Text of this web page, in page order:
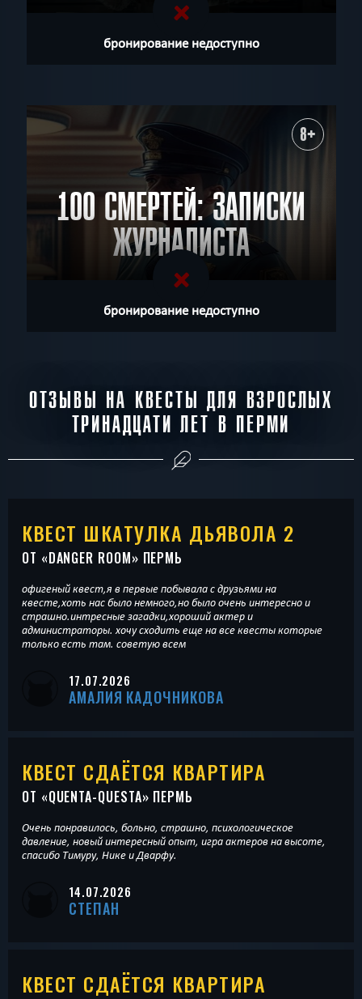
бронирование недоступно
8+
100 СМЕРТЕЙ: ЗАПИСКИ
ЖУРНАЛИСТА
бронирование недоступно
ОТЗЫВЫ НА КВЕСТЫ ДЛЯ ВЗРОСЛЫХ
ТРИНАДЦАТИ ЛЕТ В ПЕРМИ
КВЕСТ ШКАТУЛКА ДЬЯВОЛА 2
ОТ «DANGER ROOM» ПЕРМЬ
офигеный квест,я в первые побывала с друзьями на
квесте,хоть нас было немного,но было очень интересно и
страшно.интресные загадки,хороший актер и
администраторы. хочу сходить еще на все квесты которые
только есть там. советую всем
17.07.2026
АМАЛИЯ КАДОЧНИКОВА
КВЕСТ СДАЁТСЯ КВАРТИРА
ОТ «QUENTA-QUESTA» ПЕРМЬ
Очень понравилось, больно, страшно, психологическое
давление, новый интересный опыт, игра актеров на высоте,
спасибо Тимуру, Нике и Дварфу.
14.07.2026
СТЕПАН
КВЕСТ СДАЁТСЯ КВАРТИРА